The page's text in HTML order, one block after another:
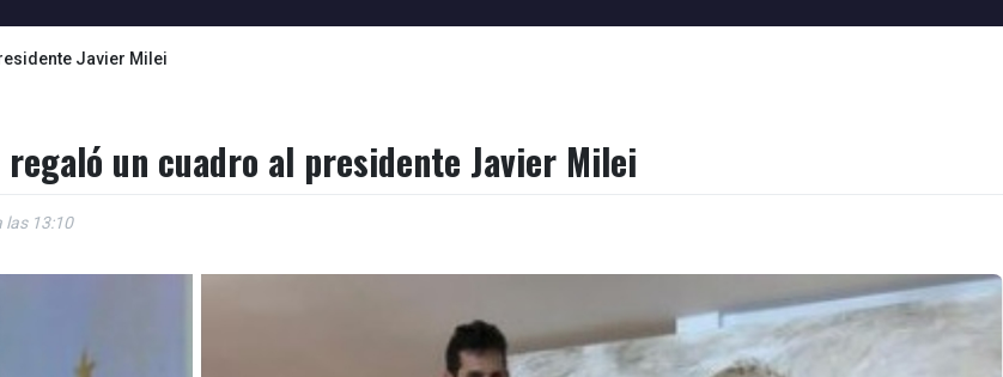
Javier Milei
un cuadro al presidente Javier Milei
las 13:10